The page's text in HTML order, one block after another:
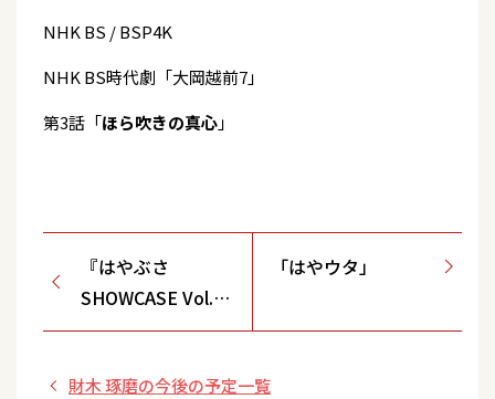
NHK BS / BSP4K
NHK BS時代劇「大岡越前7」
第3話「ほら吹きの真心」
『はやぶさ
SHOWCASE Vol.01
～Summer Party
「はやウタ」
財木 琢磨の今後の予定一覧